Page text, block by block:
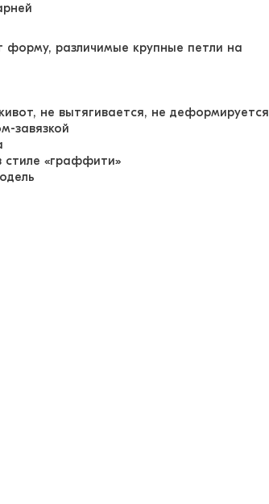
различимые крупные петли на
не вытягивается, не деформируется
завязкой
«граффити»